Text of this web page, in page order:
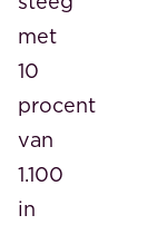
met
10
procent
van
1.100
in